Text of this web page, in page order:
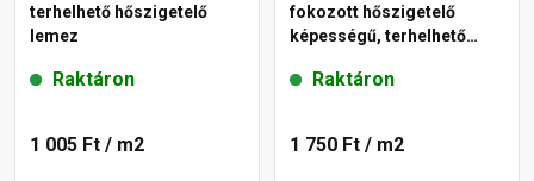
terhelhető hőszigetelő
lemez
Raktáron
1 005 Ft / m2
fokozott hőszigetelő
képességű, terhelhető
Raktáron
1 750 Ft / m2